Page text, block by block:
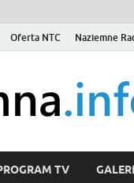
Oferta NTC Naziemne
TV